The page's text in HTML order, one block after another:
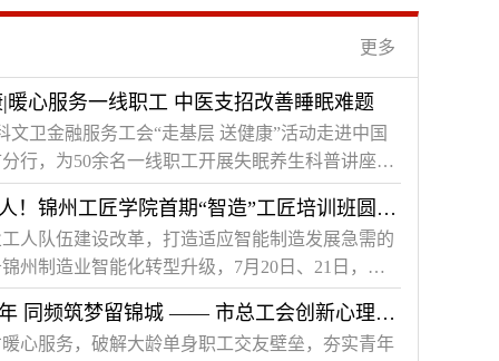
更多
暖心服务一线职工 中医支招改善睡眠难题
文卫金融服务工会“走基层 送健康”活动走进中国
行，为50余名一线职工开展失眠养生科普讲座，
诊。
玩转工业机器人！锦州工匠学院首期“智造”工匠培训班圆满收官
人队伍建设改革，打造适应智能制造发展急需的
州制造业智能化转型升级，7月20日、21日，由
、锦州工匠学院（辽宁理工职业大学）承办的
器人技术培训班开班。来自全市各企业选派的40
干参加，完成了为期2天、共计16学时的集中培
以心为媒聚青年 同频筑梦留锦城 —— 市总工会创新心理团辅式联谊 擦亮“会聚良缘”服务品牌
心服务，破解大龄单身职工交友壁垒，夯实青年